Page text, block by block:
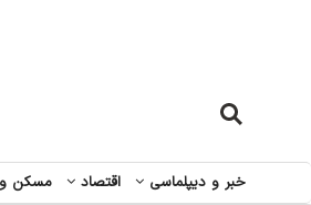
خبر و دیپلماسی اقتصاد مسکن